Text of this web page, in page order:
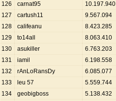
126
carnat95 10.197.940
127
cartush11 9.567.094
128
califeanu 8.423.285
129
to14all 8.063.410
130
asukiller 6.763.203
131
iamil 6.198.558
132
rAnLoRansDy 6.085.077
133
leu 57 5.559.744
134
geobigboss 5.138.432